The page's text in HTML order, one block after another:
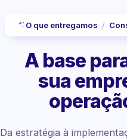
O que entregamos /
A base
sua
Da estratégia à